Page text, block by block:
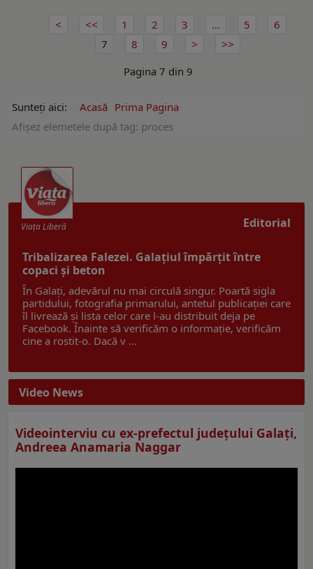
1 2 3 ... 5
6
7
8
9
Pagina 7 din 9
Sunteți aici: Acasă Prima Pagina
Afişez elemetele după tag: proces
Editorial
Viaţa Liberă
Tribalizarea Falezei. Galațiul împărțit între
copaci și beton
În Galați, adevărul nu mai circulă singur. Poartă sigla
partidului, fotografia primarului, antetul publicației care
îl livrează și lista celor care l-au distribuit deja pe
Facebook. Înainte să verificăm o informație, verificăm
cine a rostit-o. Dacă v ...
Video News
Videointerviu cu ex-prefectul judeţului Galaţi,
Andreea Anamaria Naggar